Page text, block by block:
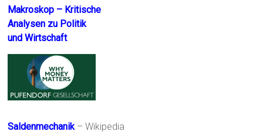
Makroskop – Kritische
Analysen zu Politik
und Wirtschaft
Saldenmechanik– Wikipedia